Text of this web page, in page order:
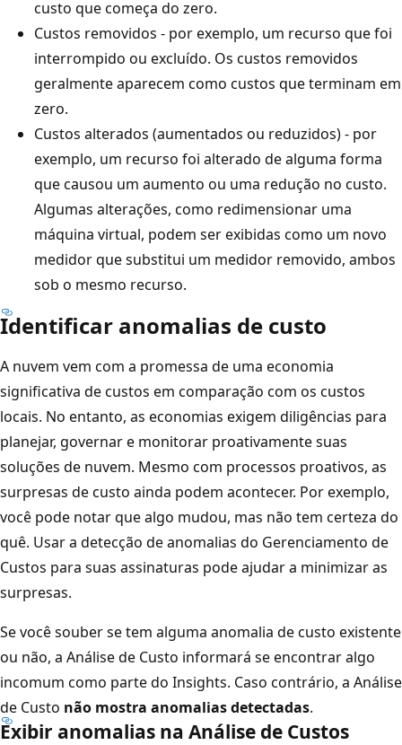
custo que começa do zero.
Custos removidos - por exemplo, um recurso que foi
interrompido ou excluído. Os custos removidos
geralmente aparecem como custos que terminam em
zero.
Custos alterados (aumentados ou reduzidos) - por
exemplo, um recurso foi alterado de alguma forma
que causou um aumento ou uma redução no custo.
Algumas alterações, como redimensionar uma
máquina virtual, podem ser exibidas como um novo
medidor que substitui um medidor removido, ambos
sob o mesmo recurso.
Identificar anomalias de custo
A nuvem vem com a promessa de uma economia
significativa de custos em comparação com os custos
locais. No entanto, as economias exigem diligências para
planejar, governar e monitorar proativamente suas
soluções de nuvem. Mesmo com processos proativos, as
surpresas de custo ainda podem acontecer. Por exemplo,
você pode notar que algo mudou, mas não tem certeza do
quê. Usar a detecção de anomalias do Gerenciamento de
Custos para suas assinaturas pode ajudar a minimizar as
surpresas.
Se você souber se tem alguma anomalia de custo existente
ou não, a Análise de Custo informará se encontrar algo
incomum como parte do Insights. Caso contrário, a Análise
de Custo não mostra anomalias detectadas.
Exibir anomalias na Análise de Custos